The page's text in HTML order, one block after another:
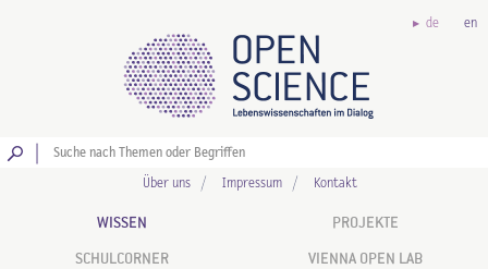
de en
Über uns Impressum Kontakt
WISSEN PROJEKTE
SCHULCORNER VIENNA OPEN LAB